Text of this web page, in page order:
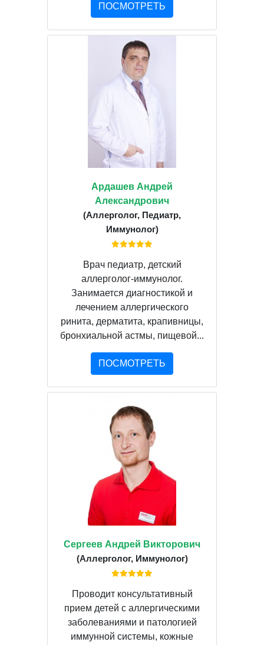
ПОСМОТРЕТЬ
Ардашев Андрей
Александрович
(Аллерголог, Педиатр,
Иммунолог)
Врач педиатр, детский
аллерголог-иммунолог.
Занимается диагностикой и
лечением аллергического
ринита, дерматита, крапивницы,
бронхиальной астмы, пищевой...
ПОСМОТРЕТЬ
Сергеев Андрей Викторович
(Аллерголог, Иммунолог)
Проводит консультативный
прием детей с аллергическими
заболеваниями и патологией
иммунной системы, кожные